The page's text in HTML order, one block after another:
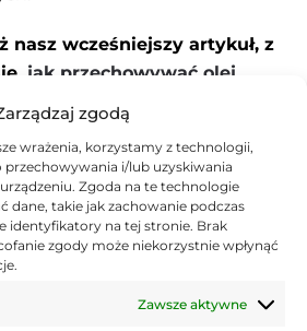
zgodą
wrażenia, korzystamy z technologii,
przechowywania i/lub uzyskiwania
Zgoda na te technologie
dane, takie jak zachowanie podczas
identyfikatory na tej stronie. Brak
zgody może niekorzystnie wpłynąć
Zawsze aktywne
nasz wcześniejszy artykuł, z
jak przechowywać olej
uboczne daje olej
nie powinien go
ubocznymi oleju
ze strony przewodu